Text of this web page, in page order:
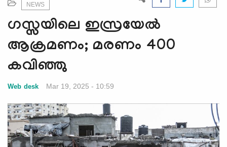
a
v
i
g
a
i
o
n
NEWS
ഗസ്സയിലെ ഇസ്രയേല്‍
ആക്രമണം; മരണം 400
കവിഞ്ഞു
Web desk Mar 19, 2025 - 10:59